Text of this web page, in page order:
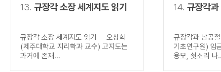
13. 규장각 소장 세계지도 읽기
규장각 소장 세계지도 읽기 오상학
(제주대학교 지리학과 교수) 고지도는
과거에 존재...
14. 규장각과
규장각과 남공
기초연구원) 임
용모, 쇳소리 나